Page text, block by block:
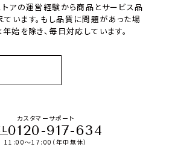
アの運営経験から商品とサービス品
います。もし品質に問題があった場
始を除き、毎日対応しています。
カスタマーサポート
0120-917-634
11:00～17:00（年中無休）